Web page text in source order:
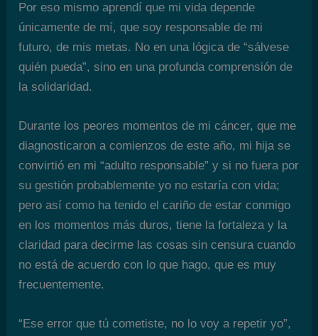
Por eso mismo aprendí que mi vida depende
únicamente de mí, que soy responsable de mi
futuro, de mis metas. No en una lógica de “sálvese
quién pueda”, sino en una profunda comprensión de
la solidaridad.
Durante los peores momentos de mi cáncer, que me
diagnosticaron a comienzos de este año, mi hija se
convirtió en mi “adulto responsable” y si no fuera por
su gestión probablemente yo no estaría con vida;
pero así como ha tenido el cariño de estar conmigo
en los momentos más duros, tiene la fortaleza y la
claridad para decirme las cosas sin censura cuando
no está de acuerdo con lo que hago, que es muy
frecuentemente.
“Ese error que tú cometiste, no lo voy a repetir yo”,